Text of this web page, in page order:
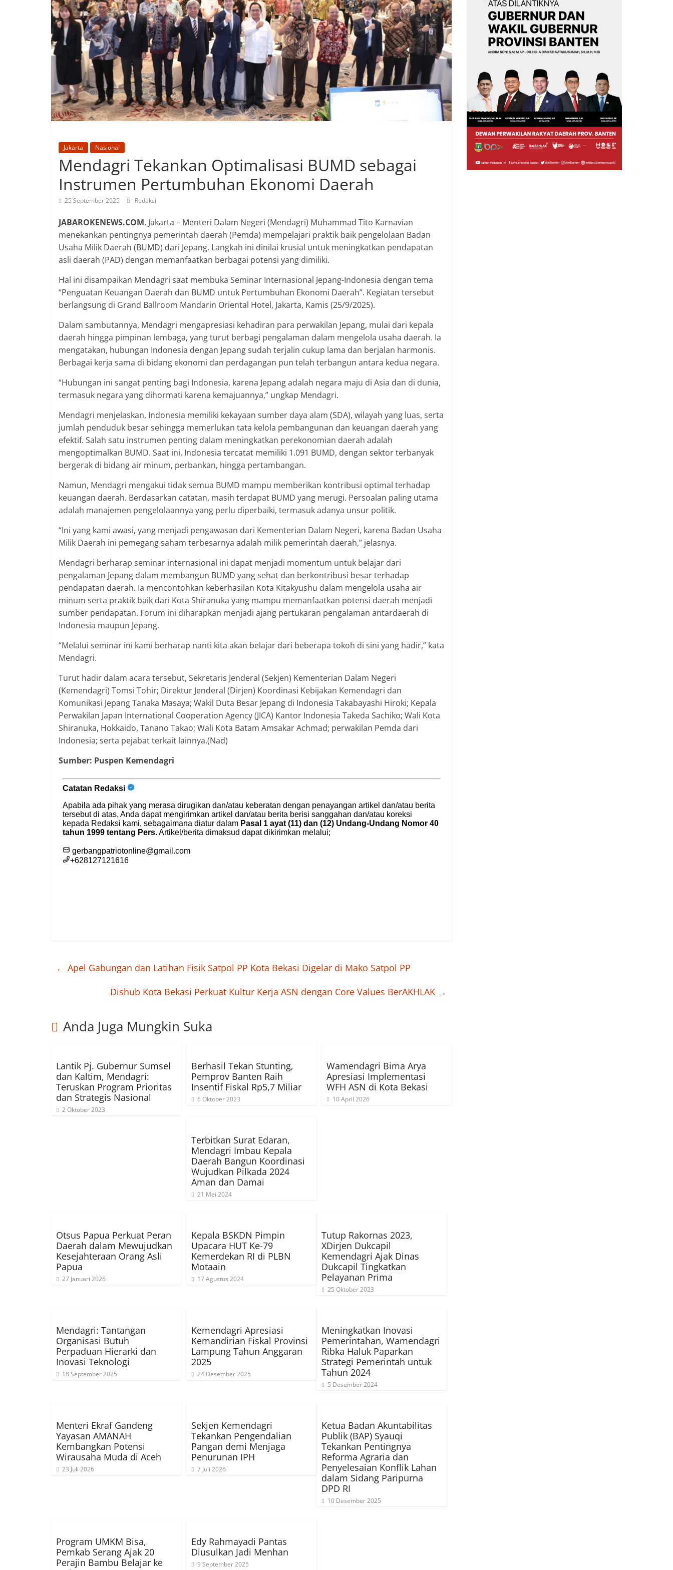
Jakarta Nasional
Mendagri Tekankan Optimalisasi BUMD sebagai
Instrumen Pertumbuhan Ekonomi Daerah
25 September 2025 Redaksi
JABAROKENEWS.COM, Jakarta – Menteri Dalam Negeri (Mendagri) Muhammad Tito Karnavian
menekankan pentingnya pemerintah daerah (Pemda) mempelajari praktik baik pengelolaan Badan
Usaha Milik Daerah (BUMD) dari Jepang. Langkah ini dinilai krusial untuk meningkatkan pendapatan
asli daerah (PAD) dengan memanfaatkan berbagai potensi yang dimiliki.
Hal ini disampaikan Mendagri saat membuka Seminar Internasional Jepang-Indonesia dengan tema
“Penguatan Keuangan Daerah dan BUMD untuk Pertumbuhan Ekonomi Daerah”. Kegiatan tersebut
berlangsung di Grand Ballroom Mandarin Oriental Hotel, Jakarta, Kamis (25/9/2025).
Dalam sambutannya, Mendagri mengapresiasi kehadiran para perwakilan Jepang, mulai dari kepala
daerah hingga pimpinan lembaga, yang turut berbagi pengalaman dalam mengelola usaha daerah. Ia
mengatakan, hubungan Indonesia dengan Jepang sudah terjalin cukup lama dan berjalan harmonis.
Berbagai kerja sama di bidang ekonomi dan perdagangan pun telah terbangun antara kedua negara.
“Hubungan ini sangat penting bagi Indonesia, karena Jepang adalah negara maju di Asia dan di dunia,
termasuk negara yang dihormati karena kemajuannya,” ungkap Mendagri.
Mendagri menjelaskan, Indonesia memiliki kekayaan sumber daya alam (SDA), wilayah yang luas, serta
jumlah penduduk besar sehingga memerlukan tata kelola pembangunan dan keuangan daerah yang
efektif. Salah satu instrumen penting dalam meningkatkan perekonomian daerah adalah
mengoptimalkan BUMD. Saat ini, Indonesia tercatat memiliki 1.091 BUMD, dengan sektor terbanyak
bergerak di bidang air minum, perbankan, hingga pertambangan.
Namun, Mendagri mengakui tidak semua BUMD mampu memberikan kontribusi optimal terhadap
keuangan daerah. Berdasarkan catatan, masih terdapat BUMD yang merugi. Persoalan paling utama
adalah manajemen pengelolaannya yang perlu diperbaiki, termasuk adanya unsur politik.
“Ini yang kami awasi, yang menjadi pengawasan dari Kementerian Dalam Negeri, karena Badan Usaha
Milik Daerah ini pemegang saham terbesarnya adalah milik pemerintah daerah,” jelasnya.
Mendagri berharap seminar internasional ini dapat menjadi momentum untuk belajar dari
pengalaman Jepang dalam membangun BUMD yang sehat dan berkontribusi besar terhadap
pendapatan daerah. Ia mencontohkan keberhasilan Kota Kitakyushu dalam mengelola usaha air
minum serta praktik baik dari Kota Shiranuka yang mampu memanfaatkan potensi daerah menjadi
sumber pendapatan. Forum ini diharapkan menjadi ajang pertukaran pengalaman antardaerah di
Indonesia maupun Jepang.
“Melalui seminar ini kami berharap nanti kita akan belajar dari beberapa tokoh di sini yang hadir,” kata
Mendagri.
Turut hadir dalam acara tersebut, Sekretaris Jenderal (Sekjen) Kementerian Dalam Negeri
(Kemendagri) Tomsi Tohir; Direktur Jenderal (Dirjen) Koordinasi Kebijakan Kemendagri dan
Komunikasi Jepang Tanaka Masaya; Wakil Duta Besar Jepang di Indonesia Takabayashi Hiroki; Kepala
Perwakilan Japan International Cooperation Agency (JICA) Kantor Indonesia Takeda Sachiko; Wali Kota
Shiranuka, Hokkaido, Tanano Takao; Wali Kota Batam Amsakar Achmad; perwakilan Pemda dari
Indonesia; serta pejabat terkait lainnya.(Nad)
Sumber: Puspen Kemendagri
← Apel Gabungan dan Latihan Fisik Satpol PP Kota Bekasi Digelar di Mako Satpol PP
Dishub Kota Bekasi Perkuat Kultur Kerja ASN dengan Core Values BerAKHLAK →
Anda Juga Mungkin Suka
Lantik Pj. Gubernur Sumsel
dan Kaltim, Mendagri:
Teruskan Program Prioritas
dan Strategis Nasional
2 Oktober 2023
Berhasil Tekan Stunting,
Pemprov Banten Raih
Insentif Fiskal Rp5,7 Miliar
6 Oktober 2023
Wamendagri Bima Arya
Apresiasi Implementasi
WFH ASN di Kota Bekasi
10 April 2026
Terbitkan Surat Edaran,
Mendagri Imbau Kepala
Daerah Bangun Koordinasi
Wujudkan Pilkada 2024
Aman dan Damai
21 Mei 2024
Otsus Papua Perkuat Peran
Daerah dalam Mewujudkan
Kesejahteraan Orang Asli
Papua
27 Januari 2026
Kepala BSKDN Pimpin
Upacara HUT Ke-79
Kemerdekan RI di PLBN
Motaain
17 Agustus 2024
Tutup Rakornas 2023,
XDirjen Dukcapil
Kemendagri Ajak Dinas
Dukcapil Tingkatkan
Pelayanan Prima
25 Oktober 2023
Mendagri: Tantangan
Organisasi Butuh
Perpaduan Hierarki dan
Inovasi Teknologi
18 September 2025
Kemendagri Apresiasi
Kemandirian Fiskal Provinsi
Lampung Tahun Anggaran
2025
24 Desember 2025
Meningkatkan Inovasi
Pemerintahan, Wamendagri
Ribka Haluk Paparkan
Strategi Pemerintah untuk
Tahun 2024
5 Desember 2024
Menteri Ekraf Gandeng
Yayasan AMANAH
Kembangkan Potensi
Wirausaha Muda di Aceh
23 Juli 2026
Sekjen Kemendagri
Tekankan Pengendalian
Pangan demi Menjaga
Penurunan IPH
7 Juli 2026
Ketua Badan Akuntabilitas
Publik (BAP) Syauqi
Tekankan Pentingnya
Reforma Agraria dan
Penyelesaian Konflik Lahan
dalam Sidang Paripurna
DPD RI
10 Desember 2025
Program UMKM Bisa,
Pemkab Serang Ajak 20
Perajin Bambu Belajar ke
Edy Rahmayadi Pantas
Diusulkan Jadi Menhan
9 September 2025